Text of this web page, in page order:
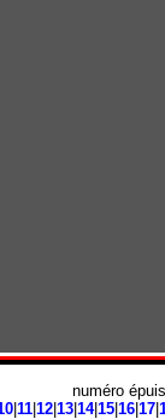
numéro
| 11| 12| 13| 14|15| 16| 17|